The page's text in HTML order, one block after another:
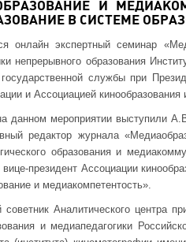
И
В СИСТЕМЕ
экспертный семинар
непрерывного образования
службы при
и Ассоциацией
данном мероприятии выступили
редактор журнала
образования и
президент Ассоциации
и медиакомпетентость».
Аналитического центра
и медиапедагогики